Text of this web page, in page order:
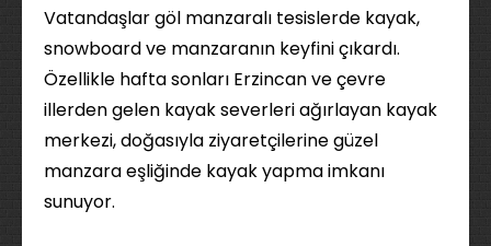
Vatandaşlar göl manzaralı tesislerde kayak,
snowboard ve manzaranın keyfini çıkardı.
Özellikle hafta sonları Erzincan ve çevre
illerden gelen kayak severleri ağırlayan kayak
merkezi, doğasıyla ziyaretçilerine güzel
manzara eşliğinde kayak yapma imkanı
sunuyor.